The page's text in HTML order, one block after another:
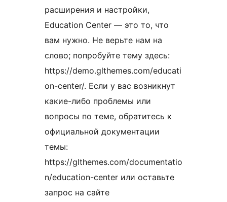
расширения и настройки,
Education Center — это то, что
вам нужно. Не верьте нам на
слово; попробуйте тему здесь:
https://demo.glthemes.com/educati
on-center/. Если у вас возникнут
какие-либо проблемы или
вопросы по теме, обратитесь к
официальной документации
темы:
https://glthemes.com/documentatio
n/education-center или оставьте
запрос на сайте